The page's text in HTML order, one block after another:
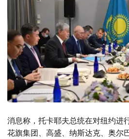
消息称，托卡耶夫总统在对纽约进
花旗集团、高盛、纳斯达克、奥尔